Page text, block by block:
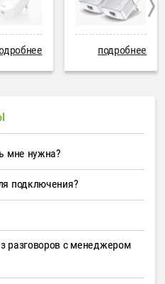
подробнее
мне нужна?
подключения?
разговоров с менеджером